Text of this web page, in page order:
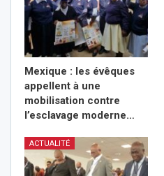
Mexique : les évêques
appellent à une
mobilisation contre
l’esclavage moderne…
ACTUALITÉ